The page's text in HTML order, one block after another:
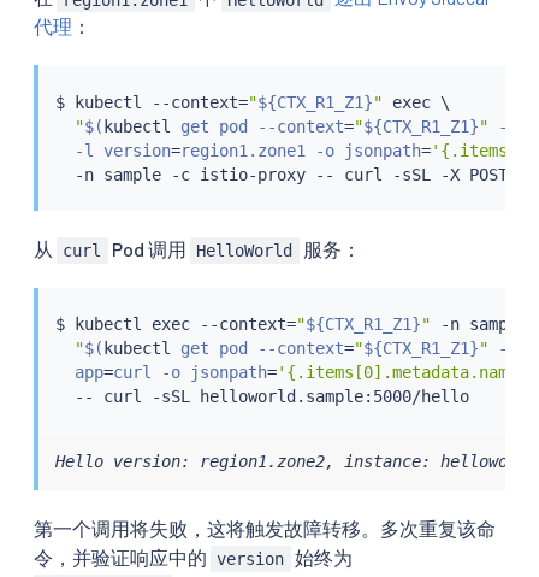
代理 ：
$ kubectl --context="${CTX_R1_Z1}" exec \
"$( kubectl get pod --context="${CTX_R1_Z1}" -n
  -l version
=region1.zone1 -o jsonpath=
  -n sample -c istio-proxy --
curl
从 curl Pod 调用 HelloWorld 服务：
$ kubectl exec --context="${CTX_R1_Z1}" -n
"$( kubectl get pod --context="${CTX_R1_Z1}" -n
  app
=curl -o jsonpath='{.items[0].metadata.name}'
  --
curl -sSL helloworld.sample:5000/hello
Hello version: region1.zone2, instance: helloworld-
第一个调用将失败，这将触发故障转移。多次重复该命
令，并验证响应中的 version 始终为